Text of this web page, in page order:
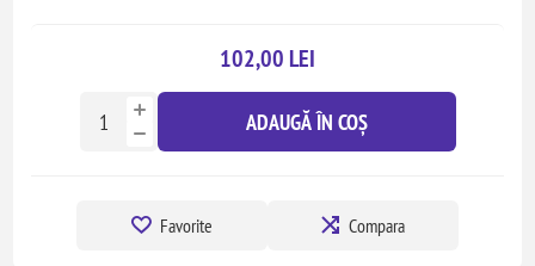
102,00 LEI
ADAUGĂ ÎN COȘ
Favorite Compara